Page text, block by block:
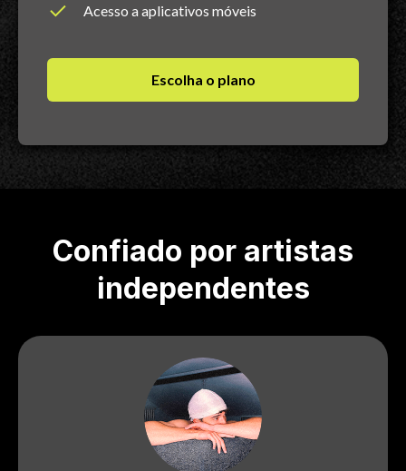
Acesso a aplicativos móveis
Escolha o plano
Confiado por artistas
independentes